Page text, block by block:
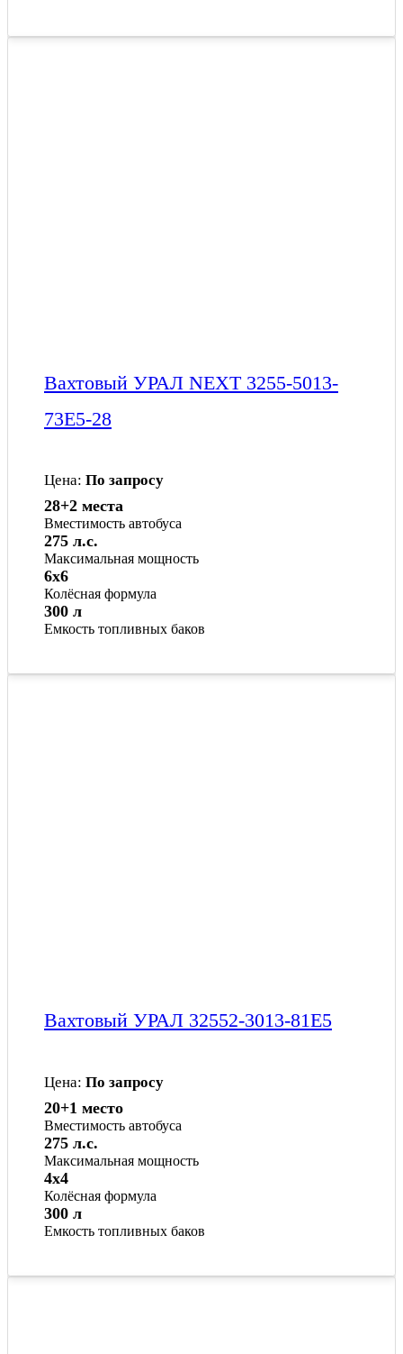
Вахтовый УРАЛ NEXT 3255-5013-
73Е5-28
Цена: По запросу
Вместимость автобуса
28+2 места
Максимальная мощность
275 л.с.
Колёсная формула
6x6
Емкость топливных баков
300 л
Вахтовый УРАЛ 32552-3013-81Е5
Цена: По запросу
Вместимость автобуса
20+1 место
Максимальная мощность
275 л.с.
Колёсная формула
4x4
Емкость топливных баков
300 л